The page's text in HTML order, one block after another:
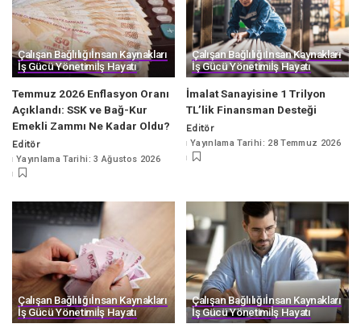
Çalışan Bağlılığıİnsan Kaynakları
İş Gücü Yönetimiİş Hayatı
Temmuz 2026 Enflasyon Oranı
Açıklandı: SSK ve Bağ-Kur
Emekli Zammı Ne Kadar Oldu?
Posted
by
Editör
Yayınlama Tarihi: 3 Ağustos 2026
Çalışan Bağlılığıİnsan Kaynakları
İş Gücü Yönetimiİş Hayatı
İmalat Sanayisine 1 Trilyon
TL’lik Finansman Desteği
Posted
by
Editör
Yayınlama Tarihi: 28 Temmuz 2026
Çalışan Bağlılığıİnsan Kaynakları
İş Gücü Yönetimiİş Hayatı
Çalışan Bağlılığıİnsan Kaynakları
İş Gücü Yönetimiİş Hayatı